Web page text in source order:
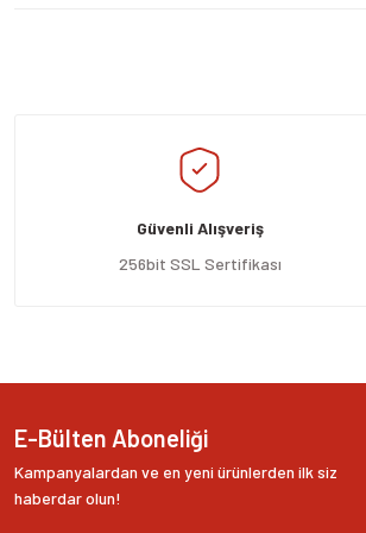
Ürün resmi kalitesiz, bozuk veya görüntülenemiyor.
Ürün açıklamasında eksik bilgiler bulunuyor.
Ürün bilgilerinde hatalar bulunuyor.
Ürün fiyatı diğer sitelerden daha pahalı.
Güvenli Alışveriş
256bit SSL Sertifikası
E-Bülten Aboneliği
Kampanyalardan ve en yeni ürünlerden ilk siz
haberdar olun!